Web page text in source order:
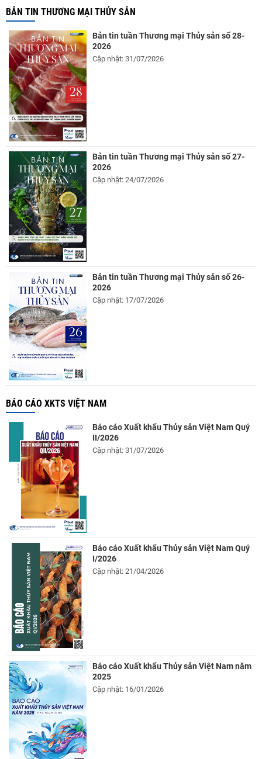
BẢN TIN THƯƠNG MẠI THỦY SẢN
Bản tin tuần Thương mại Thủy sản số 28-
2026
Cập nhật: 31/07/2026
Bản tin tuần Thương mại Thủy sản số 27-
2026
Cập nhật: 24/07/2026
Bản tin tuần Thương mại Thủy sản số 26-
2026
Cập nhật: 17/07/2026
BÁO CÁO XKTS VIỆT NAM
Báo cáo Xuất khẩu Thủy sản Việt Nam Quý
II/2026
Cập nhật: 31/07/2026
Báo cáo Xuất khẩu Thủy sản Việt Nam Quý
I/2026
Cập nhật: 21/04/2026
Báo cáo Xuất khẩu Thủy sản Việt Nam năm
2025
Cập nhật: 16/01/2026